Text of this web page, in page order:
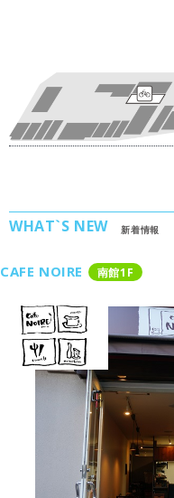
WHAT`S NEW 新着情報
CAFE NOIRE 南館1 F